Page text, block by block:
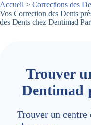
Accueil > Corrections des
Vos Correction des Dents
des Dents chez Dentimad
Trouver
Dentimad
Trouver un centre